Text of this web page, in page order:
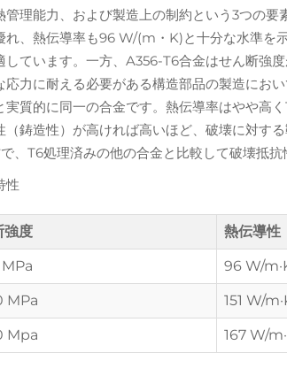
理能力、および製造上の制約という3つの
、熱伝導率も96 W/(m・K)と十分な水準を
ています。一方、A356-T6合金はせん断
力に耐える必要がある構造部品の製造にお
質的に同一の合金です。熱伝導率はやや
鋳造性）が高ければ高いほど、破壊に対す
T6処理済みの他の合金と比較して破壊抵抗
性
強度 熱伝導性
MPa 96 W/
MPa 151 W/
Mpa 167 W/